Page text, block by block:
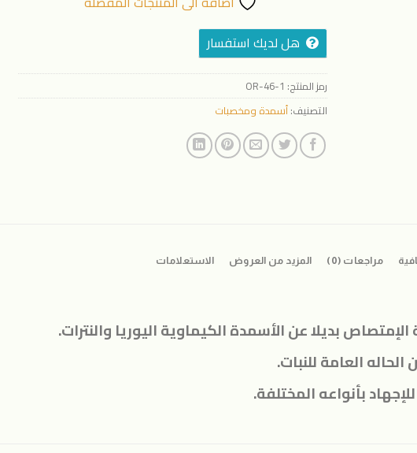
هل لديك استفسار
رمز المنتج: OR-46-1
التصنيف:أسمدة ومخصبات
مراجعات (0) المزيد من العروض الاستعلامات
بديلا عن الأسمدة الكيماوية اليوريا والنترات.
العامة للنبات.
بأنواعه المختلفة.